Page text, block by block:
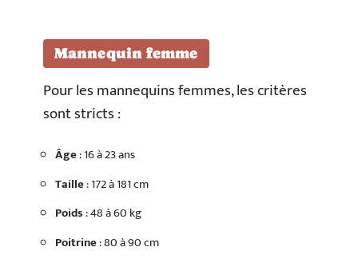
Mannequin femme
Pour les mannequins femmes, les critères
sont stricts :
Âge: 16 à 23 ans
Taille: 172 à 181 cm
Poids: 48 à 60 kg
Poitrine: 80 à 90 cm